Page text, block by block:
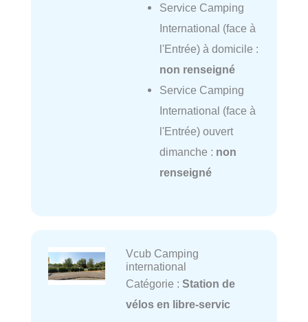
Service Camping
International (face à
l'Entrée) à domicile :
non renseigné
Service Camping
International (face à
l'Entrée) ouvert
dimanche : non
renseigné
Vcub Camping
international
Catégorie : Station de
vélos en libre-servic